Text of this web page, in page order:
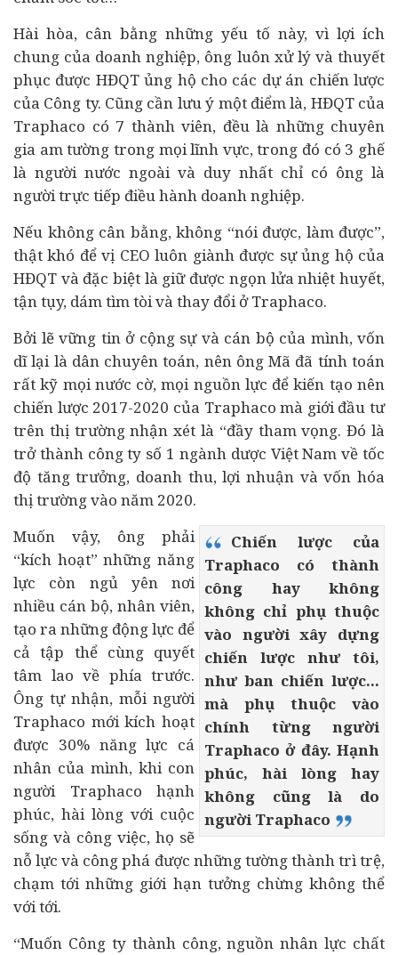
Hài hòa, cân bằng những yếu tố này, vì lợi ích
chung của doanh nghiệp, ông luôn xử lý và thuyết
phục được HĐQT ủng hộ cho các dự án chiến lược
của Công ty. Cũng cần lưu ý một điểm là, HĐQT của
Traphaco có 7 thành viên, đều là những chuyên
gia am tường trong mọi lĩnh vực, trong đó có 3 ghế
là người nước ngoàivà duy nhất chỉ có ông là
người trực tiếp điều hành doanh nghiệp.
Nếu không cân bằng, không “nói được, làm được”,
thật khó để vị CEO luôn giành được sự ủng hộ của
HĐQT và đặc biệt là giữ được ngọn lửa nhiệt huyết,
tận tụy, dám tìm tòi và thay đổi ở Traphaco.
Bởi lẽ vững tin ở cộng sự và cán bộ của mình, vốn
dĩ lại là dân chuyên toán, nên ông Mã đã tính toán
rất kỹ mọi nước cờ, mọi nguồn lực để kiến tạo nên
chiến lược 2017-2020 của Traphaco mà giớiđầu tư
trên thị trường nhận xét là “đầy tham vọng. Đó là
trở thành công ty số 1 ngành dược Việt Nam về tốc
độ tăng trưởng, doanh thu, lợi nhuận và vốn hóa
thị trường vào năm 2020.
Chiến lược của
Traphaco có thành
công hay không
không chỉ phụ thuộc
vào người xây dựng
chiến lược như tôi,
như ban chiến lược...
mà phụ thuộc vào
chính từng người
Traphaco ở đây. Hạnh
phúc, hài lòng hay
không cũng là do
người Traphaco
Muốn vậy, ông phải
“kích hoạt” những năng
lực còn ngủ yên nơi
nhiều cán bộ, nhân viên,
tạo ra những động lực để
cả tập thể cùng quyết
tâm lao về phía trước.
Ông tự nhận, mỗi người
Traphaco mới kích hoạt
được 30% năng lực cá
nhân của mình, khi con
người Traphaco hạnh
phúc, hài lòng với cuộc
sống và công việc, họ sẽ
nỗ lực và công phá được những tường thành trì trệ,
chạm tới những giới hạn tưởng chừng không thể
với tới.
“Muốn Công ty thành công, nguồn nhân lực chất